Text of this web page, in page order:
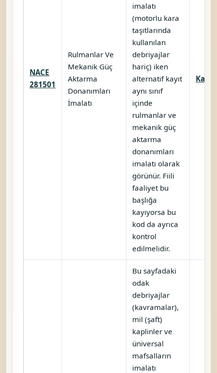
NACE
281501
Rulmanlar Ve
Mekanik Güç
Aktarma
Donanımları
İmalatı
imalatı
(motorlu kara
taşıtlarında
kullanılan
debriyajlar
hariç) iken
alternatif kayıt
aynı sınıf
içinde
rulmanlar ve
mekanik güç
aktarma
donanımları
imalatı olarak
görünür. Fiili
faaliyet bu
başlığa
kayıyorsa bu
kod da ayrıca
kontrol
edilmelidir.
Bu sayfadaki
odak
debriyajlar
(kavramalar),
mil (şaft)
kaplinler ve
üniversal
mafsalların
imalatı